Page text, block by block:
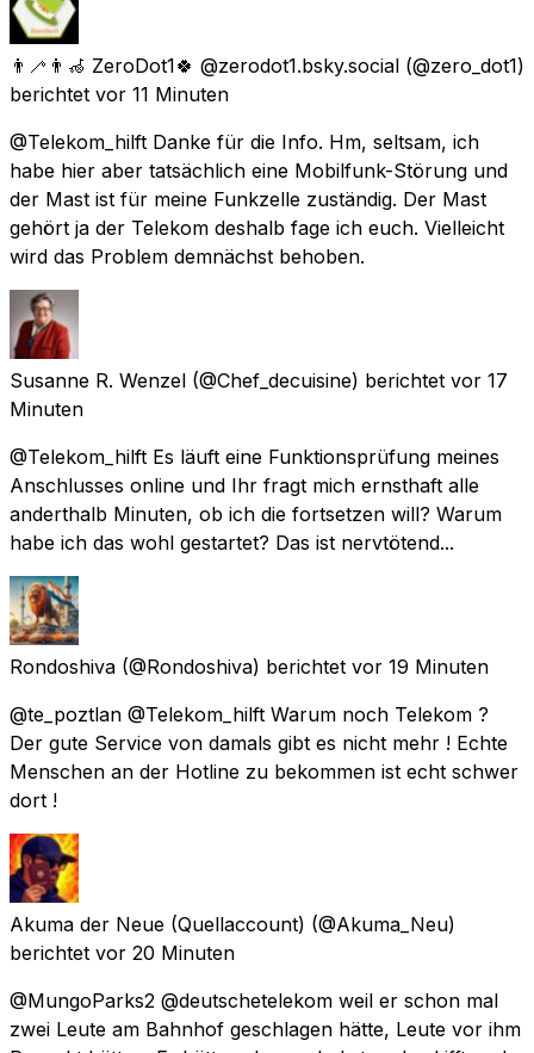
👨‍🦯👨‍🦽 ZeroDot1🍀 @zerodot1.bsky.social (@zero_dot1)
berichtet vor 11 Minuten
@Telekom_hilft Danke für die Info. Hm, seltsam, ich
habe hier aber tatsächlich eine Mobilfunk-Störung und
der Mast ist für meine Funkzelle zuständig. Der Mast
gehört ja der Telekom deshalb fage ich euch. Vielleicht
wird das Problem demnächst behoben.
Susanne R. Wenzel (@Chef_decuisine) berichtet vor 17
Minuten
@Telekom_hilft Es läuft eine Funktionsprüfung meines
Anschlusses online und Ihr fragt mich ernsthaft alle
anderthalb Minuten, ob ich die fortsetzen will? Warum
habe ich das wohl gestartet? Das ist nervtötend...
Rondoshiva (@Rondoshiva) berichtet vor 19 Minuten
@te_poztlan @Telekom_hilft Warum noch Telekom ?
Der gute Service von damals gibt es nicht mehr ! Echte
Menschen an der Hotline zu bekommen ist echt schwer
dort !
Akuma der Neue (Quellaccount) (@Akuma_Neu)
berichtet vor 20 Minuten
@MungoParks2 @deutschetelekom weil er schon mal
zwei Leute am Bahnhof geschlagen hätte, Leute vor ihm